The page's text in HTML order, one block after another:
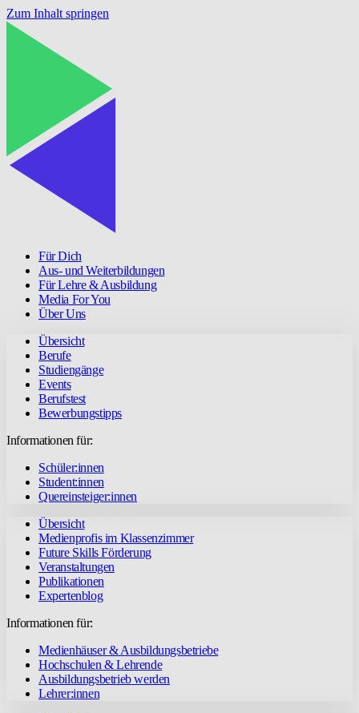
Zum Inhalt springen
Für Dich
Aus- und Weiterbildungen
Für Lehre & Ausbildung
Media For You
Über Uns
Übersicht
Berufe
Studiengänge
Events
Berufstest
Bewerbungstipps
Informationen für:
Schüler:innen
Student:innen
Quereinsteiger:innen
Übersicht
Medienprofis im Klassenzimmer
Future Skills Förderung
Veranstaltungen
Publikationen
Expertenblog
Informationen für:
Medienhäuser & Ausbildungsbetriebe
Hochschulen & Lehrende
Ausbildungsbetrieb werden
Lehrer:innen